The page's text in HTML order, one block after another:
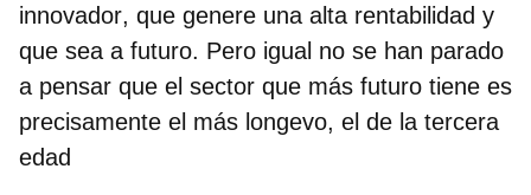
innovador, que genere una alta rentabilidad y
que sea a futuro. Pero igual no se han parado
a pensar que el sector que más futuro tiene es
precisamente el más longevo, el de la tercera
edad